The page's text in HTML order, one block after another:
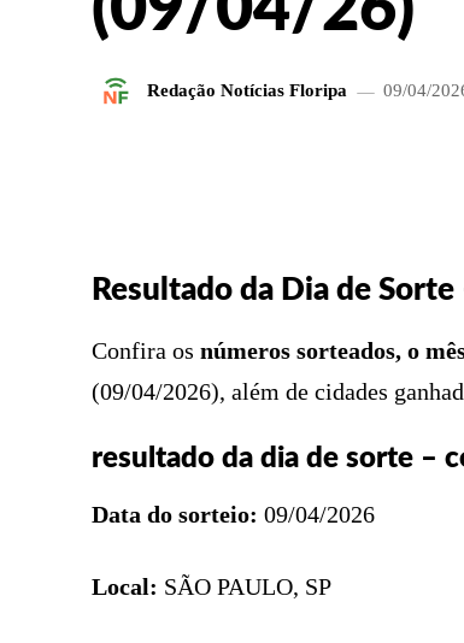
Redação Notícias Floripa 09/04/
Resultado da Dia de
Confira os números sorteados, o
(09/04/2026), além de cidades
resultado da dia de sorte –
Data do sorteio: 09/04/2026
Local: SÃO PAULO, SP